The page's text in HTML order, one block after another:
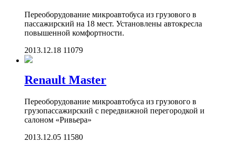
Переоборудование микроавтобуса из грузового в
пассажирский на 18 мест. Установлены автокресла
повышенной комфортности.
2013.12.18 11079
Renault Master
Переоборудование микроавтобуса из грузового в
грузопассажирский с передвижной перегородкой и
салоном «Ривьера»
2013.12.05 11580